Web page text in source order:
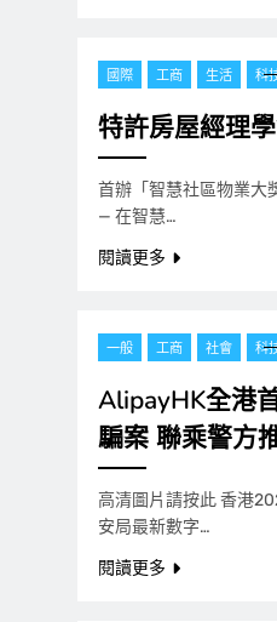
國際 工商 生活 科
特許房屋經理
首辦「智慧社區物業大
— 在智慧…
閱讀更多
一般 工商 社會 科
AlipayHK全港
騙案 聯乘警方
高清圖片請按此 香港
安局最新數字…
閱讀更多